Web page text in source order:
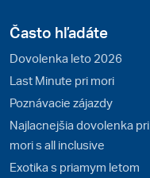
Často hľadáte
Dovolenka leto 2026
Last Minute pri mori
Poznávacie zájazdy
Najlacnejšia dovolenka pri
mori s all inclusive
Exotika s priamym letom